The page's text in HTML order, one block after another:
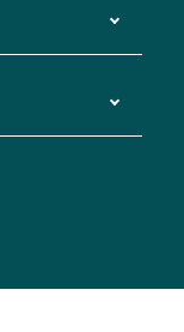
院直通バ
国際空港